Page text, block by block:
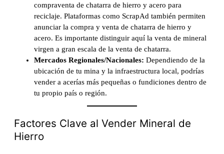
compraventa de chatarra de hierro y acero para
reciclaje. Plataformas como ScrapAd también permiten
anunciar la compra y venta de chatarra de hierro y
acero. Es importante distinguir aquí la venta de mineral
virgen a gran escala de la venta de chatarra.
Mercados Regionales/Nacionales: Dependiendo de la
ubicación de tu mina y la infraestructura local, podrías
vender a acerías más pequeñas o fundiciones dentro de
tu propio país o región.
Factores Clave al Vender Mineral de
Hierro